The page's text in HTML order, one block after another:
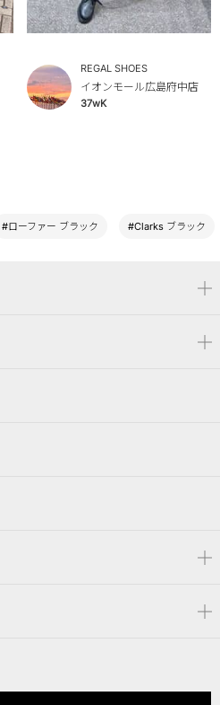
REGAL SHOES
イオンモール広島府中店
37wK
#ローファー ブラック #Clarks ブラック